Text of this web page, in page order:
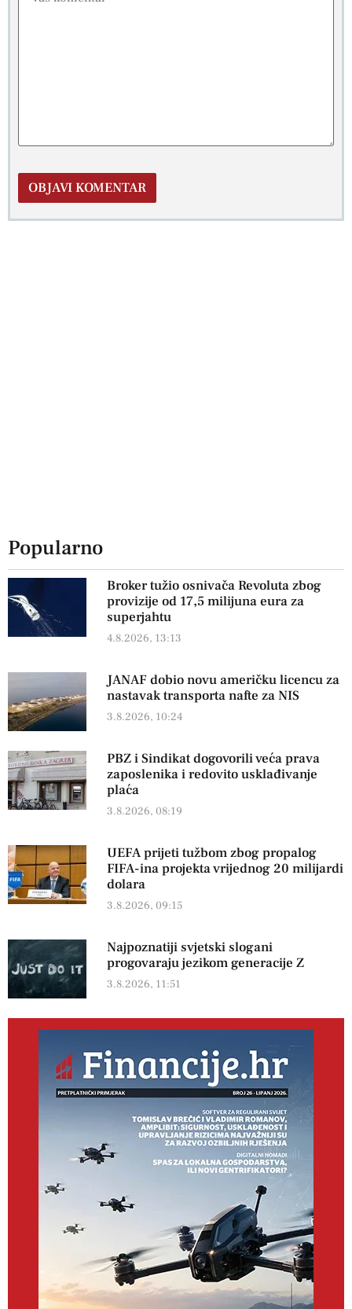
Popularno
Broker tužio osnivača Revoluta zbog
provizije od 17,5 milijuna eura za
superjahtu
4.8.2026, 13:13
JANAF dobio novu američku licencu za
nastavak transporta nafte za NIS
3.8.2026, 10:24
PBZ i Sindikat dogovorili veća prava
zaposlenika i redovito usklađivanje
plaća
3.8.2026, 08:19
UEFA prijeti tužbom zbog propalog
FIFA-ina projekta vrijednog 20 milijardi
dolara
3.8.2026, 09:15
Najpoznatiji svjetski slogani
progovaraju jezikom generacije Z
3.8.2026, 11:51